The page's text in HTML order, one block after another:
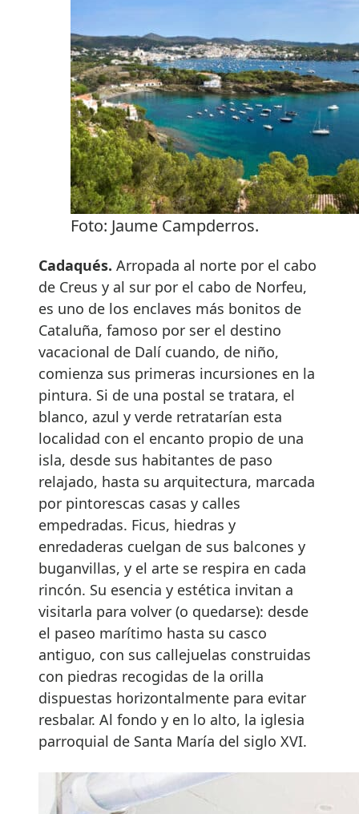
Foto: Jaume Campderros.
Cadaqués. Arropada al norte por el cabo
de Creus y al sur por el cabo de Norfeu,
es uno de los enclaves más bonitos de
Cataluña, famoso por ser el destino
vacacional de Dalí cuando, de niño,
comienza sus primeras incursiones en la
pintura. Si de una postal se tratara, el
blanco, azul y verde retratarían esta
localidad con el encanto propio de una
isla, desde sus habitantes de paso
relajado, hasta su arquitectura, marcada
por pintorescas casas y calles
empedradas. Ficus, hiedras y
enredaderas cuelgan de sus balcones y
buganvillas, y el arte se respira en cada
rincón. Su esencia y estética invitan a
visitarla para volver (o quedarse): desde
el paseo marítimo hasta su casco
antiguo, con sus callejuelas construidas
con piedras recogidas de la orilla
dispuestas horizontalmente para evitar
resbalar. Al fondo y en lo alto, la iglesia
parroquial de Santa María del siglo XVI.